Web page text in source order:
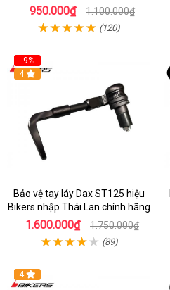
950.000₫ 1.100.000₫
(120)
-9%
4
Bảo vệ tay láy Dax ST125 hiệu
Bikers nhập Thái Lan chính hãng
1.600.000₫ 1.750.000₫
(89)
4